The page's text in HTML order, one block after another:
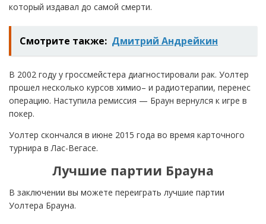
который издавал до самой смерти.
Смотрите также: Дмитрий Андрейкин
В 2002 году у гроссмейстера диагностировали рак. Уолтер
прошел несколько курсов химио– и радиотерапии, перенес
операцию. Наступила ремиссия — Браун вернулся к игре в
покер.
Уолтер скончался в июне 2015 года во время карточного
турнира в Лас-Вегасе.
Лучшие партии Брауна
В заключении вы можете переиграть лучшие партии
Уолтера Брауна.